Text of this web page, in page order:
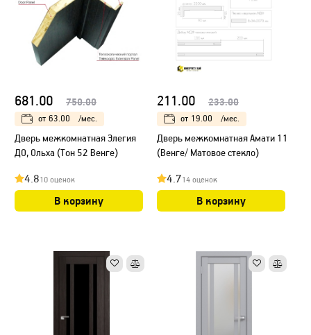
681.00 750.00
от 63.00 /мес.
Дверь межкомнатная Элегия
ДО, Ольха (Тон 52 Венге)
4.810 оценок
В корзину
211.00 233.00
от 19.00 /мес.
Дверь межкомнатная Амати 11
(Венге/ Матовое стекло)
4.714 оценок
В корзину